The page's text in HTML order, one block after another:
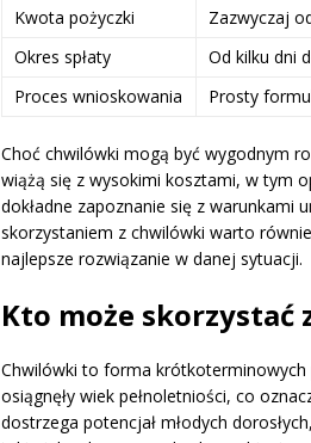
Kwota pożyczki
Zazwyczaj
Okres spłaty
Od kilku dni
Proces wnioskowania
Prosty
Choć chwilówki mogą być wygodnym
wiążą się z wysokimi kosztami, w tym
dokładne zapoznanie się z warunkami
skorzystaniem z chwilówki warto
najlepsze rozwiązanie w danej sytuacji.
Kto może
Chwilówki to forma krótkoterminowych
osiągnęły wiek pełnoletniości, co
dostrzega potencjał młodych